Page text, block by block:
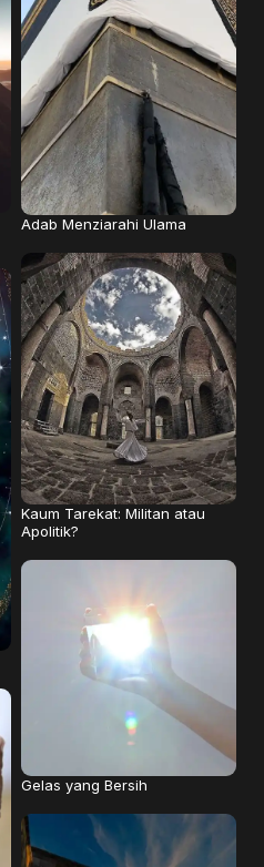
Adab Menziarahi Ulama
Kaum Tarekat: Militan atau
Apolitik?
Gelas yang Bersih